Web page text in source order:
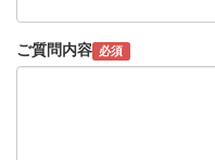
ご質問内容 必須